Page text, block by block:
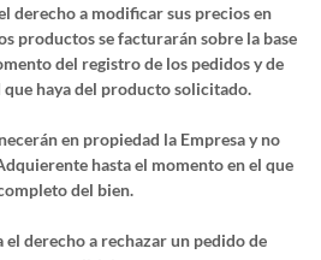
derecho a modificar sus precios en
productos se facturarán sobre la base
del registro de los pedidos y de
haya del producto solicitado.
en propiedad la Empresa y no
hasta el momento en el que
del bien.
el derecho a rechazar un pedido de